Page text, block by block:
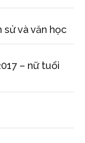
và văn học
– nữ tuổi